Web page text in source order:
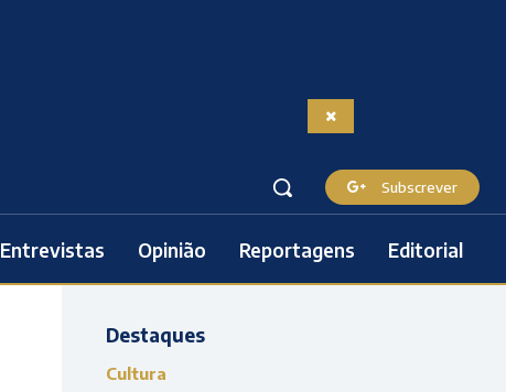
Subscrever
Entrevistas Opinião Reportagens Editorial
Destaques
Cultura